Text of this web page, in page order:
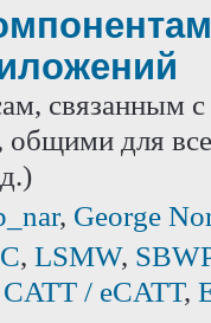
связанным
общими для
, George
, LSMW,
CATT / eCATT,